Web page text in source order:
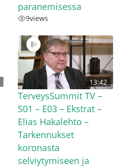
paranemisessa
9views
13:42
TerveysSummit TV –
S01 – E03 – Ekstrat –
Elias Hakalehto – ​
Tarkennukset
koronasta
selviytymiseen ja